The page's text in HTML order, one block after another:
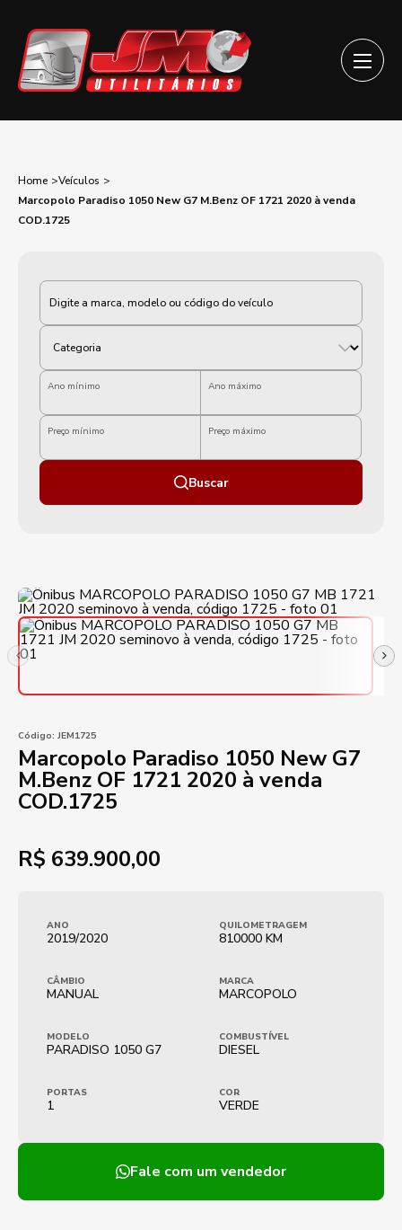
Home
Veículos
Marcopolo Paradiso 1050 New G7 M.Benz OF 1721 2020 à venda
COD.1725
Categoria
Ano mínimo Ano máximo
Preço mínimo Preço máximo
Buscar
Código: JEM1725
Marcopolo Paradiso 1050 New G7
M.Benz OF 1721 2020 à venda
COD.1725
R$ 639.900,00
ANO
2019/2020
QUILOMETRAGEM
810000 KM
CÂMBIO
MANUAL
MARCA
MARCOPOLO
MODELO
PARADISO 1050 G7
COMBUSTÍVEL
DIESEL
PORTAS
1
COR
VERDE
Fale com um vendedor